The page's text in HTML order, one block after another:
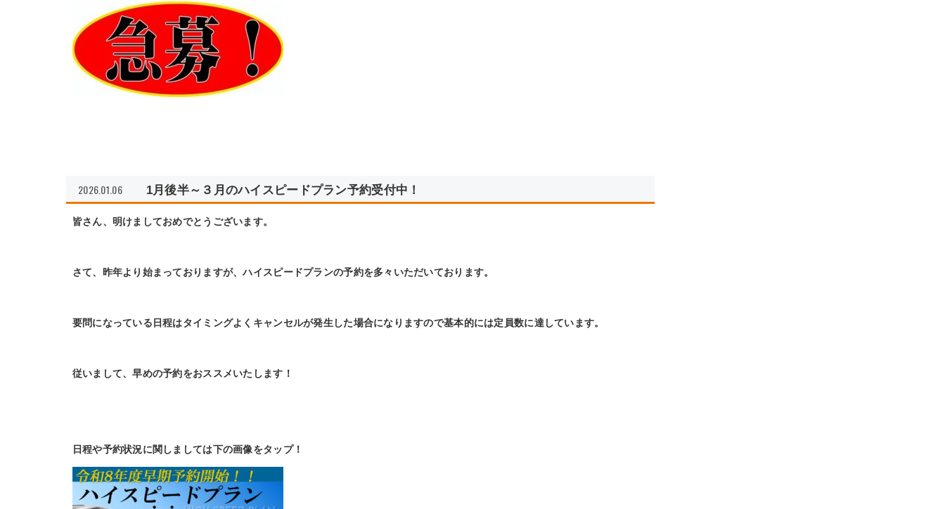
2026.01.06 1月後半～３月のハイスピードプラン予約受付中！
皆さん、明けましておめでとうございます。
さて、昨年より始まっておりますが、ハイスピードプランの予約を多々いただいております。
要問になっている日程はタイミングよくキャンセルが発生した場合になりますので基本的には定員数に達しています。
従いまして、早めの予約をおススメいたします！
日程や予約状況に関しましては下の画像をタップ！